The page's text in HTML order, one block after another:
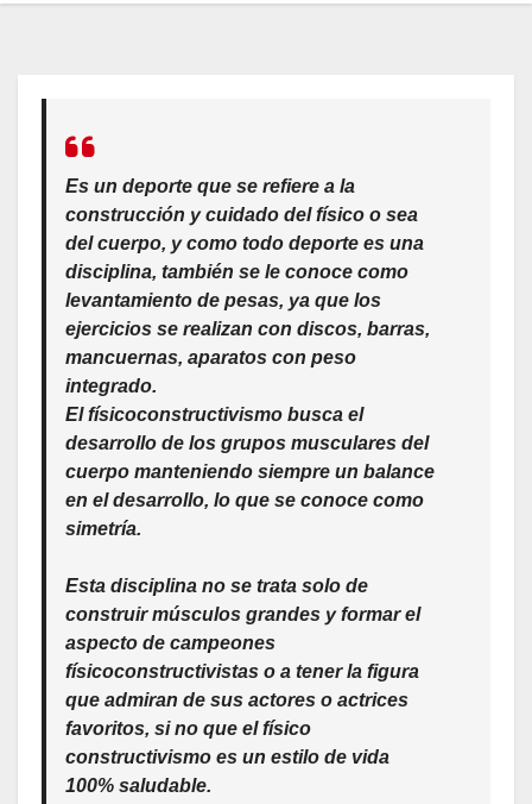
Es un deporte que se refiere a la
construcción y cuidado del físico o sea
del cuerpo, y como todo deporte es una
disciplina, también se le conoce como
levantamiento de pesas, ya que los
ejercicios se realizan con discos, barras,
mancuernas, aparatos con peso
integrado.
El físicoconstructivismo busca el
desarrollo de los grupos musculares del
cuerpo manteniendo siempre un balance
en el desarrollo, lo que se conoce como
simetría.
Esta disciplina no se trata solo de
construir músculos grandes y formar el
aspecto de campeones
físicoconstructivistas o a tener la figura
que admiran de sus actores o actrices
favoritos, si no que el físico
constructivismo es un estilo de vida
100% saludable.